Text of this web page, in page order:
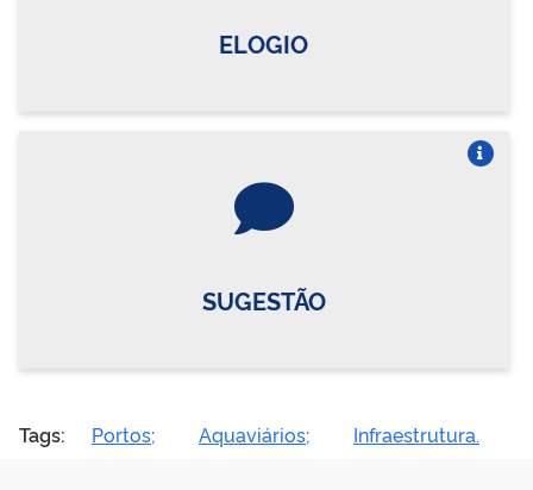
ELOGIO
SUGESTÃO
Tags: Portos; Aquaviários; Infraestrutura.